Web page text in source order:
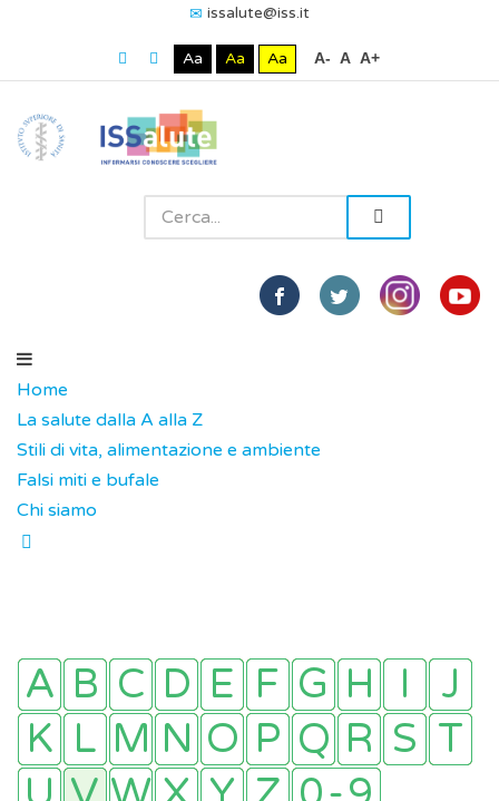
issalute@iss.it
Aa Aa Aa A- A A+
Home
La salute dalla A alla Z
Stili di vita, alimentazione e ambiente
Falsi miti e bufale
Chi siamo